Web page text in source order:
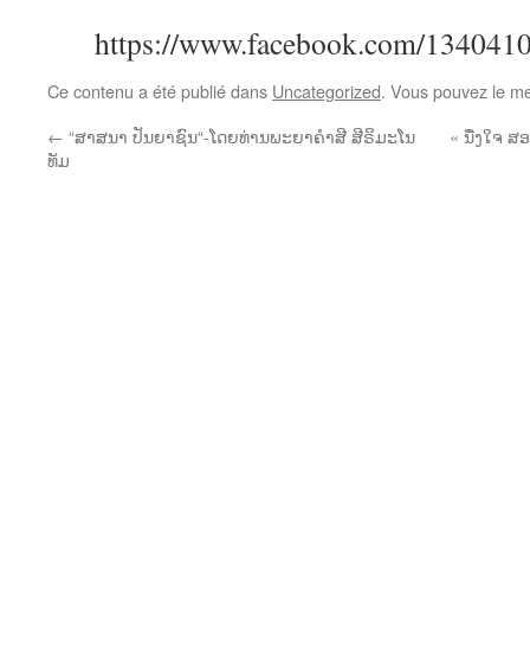
https://www.facebook.com/
Ce contenu a été publié dans Uncategorized. Vous pouvez le
← “ສາສນາ ປັນຍາຊົນ“-ໂດຍທ່ານພະຍາຄຳສີ ສີຣິມະໂນ
ທັມ
« ນື່ງໃຈ ສ